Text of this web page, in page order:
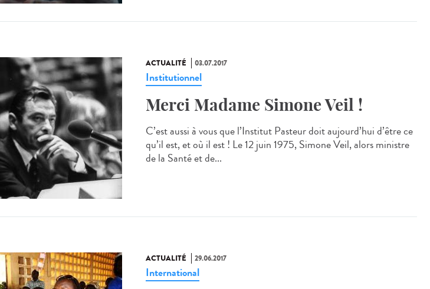
ACTUALITÉ 03.07.2017
Institutionnel
Merci Madame Simone Veil !
C’est aussi à vous que l’Institut Pasteur doit aujourd’hui d’être ce
qu’il est, et où il est ! Le 12 juin 1975, Simone Veil, alors ministre
de la Santé et de...
ACTUALITÉ 29.06.2017
International